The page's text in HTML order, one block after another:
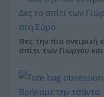
Θες την πιο ονειρική
σπίτι των Γιώργου